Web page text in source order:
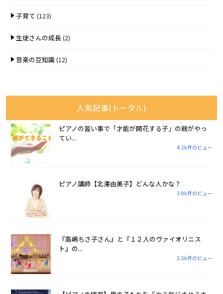
子育て (123)
生徒さんの成長(2)
音楽の豆知識(12)
人気記事(トータル)
ピアノの習い事で「才能が開花する子」の親がやっ
てい...
4.1k件のビュー
ピアノ講師【北澤由美子】どんな人かな？
3.9k件のビュー
『高嶋ちさ子さん』と『１２人のヴァイオリニス
ト』の...
2.5k件のビュー